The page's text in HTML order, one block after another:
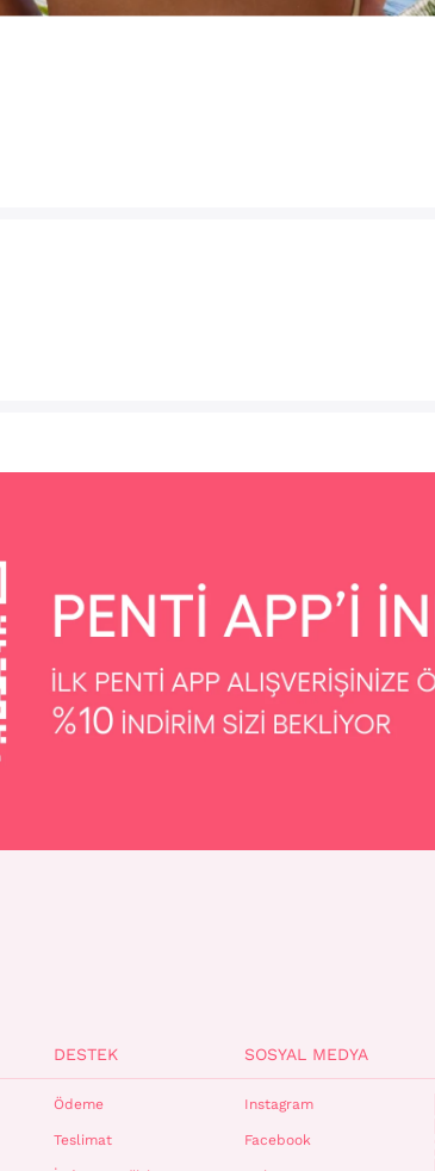
DESTEK
Ödeme
Teslimat
SOSYAL MEDYA
Instagram
Facebook